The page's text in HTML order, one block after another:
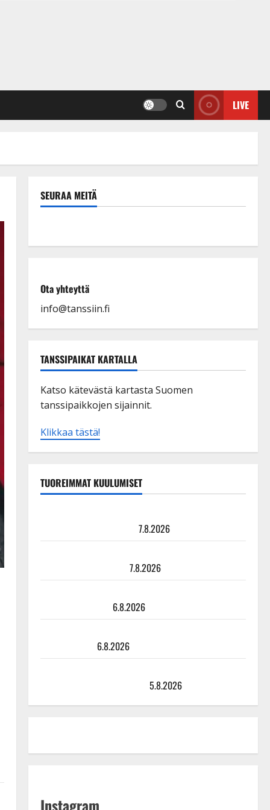
LIVE
SEURAA MEITÄ
Ota yhteyttä
info@tanssiin.fi
TANSSIPAIKAT KARTALLA
Katso kätevästä kartasta Suomen
tanssipaikkojen sijainnit.
Klikkaa tästä!
TUOREIMMAT KUULUMISET
7.8.2026
7.8.2026
6.8.2026
6.8.2026
5.8.2026
Instagram